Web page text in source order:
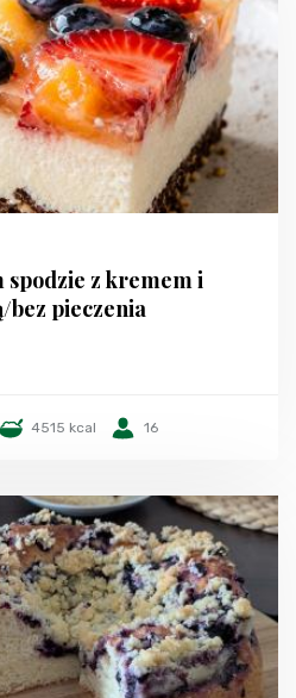
spodzie z kremem i
bez pieczenia
4515 kcal 16